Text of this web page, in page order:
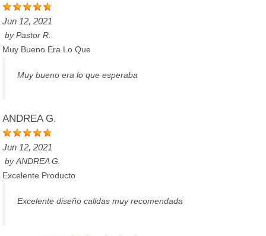
Jun 12, 2021
byPastor R.
Muy Bueno Era Lo Que
Muy bueno era lo que esperaba
ANDREA G.
Jun 12, 2021
byANDREA G.
Excelente Producto
Excelente diseño calidas muy recomendada